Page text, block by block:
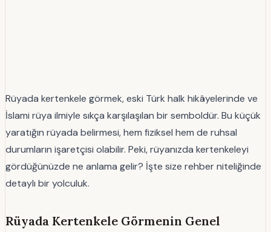
Rüyada kertenkele görmek, eski Türk halk hikâyelerinde ve
İslami rüya ilmiyle sıkça karşılaşılan bir semboldür. Bu küçük
yaratığın rüyada belirmesi, hem fiziksel hem de ruhsal
durumların işaretçisi olabilir. Peki, rüyanızda kertenkeleyi
gördüğünüzde ne anlama gelir? İşte size rehber niteliğinde
detaylı bir yolculuk.
Rüyada Kertenkele Görmenin Genel